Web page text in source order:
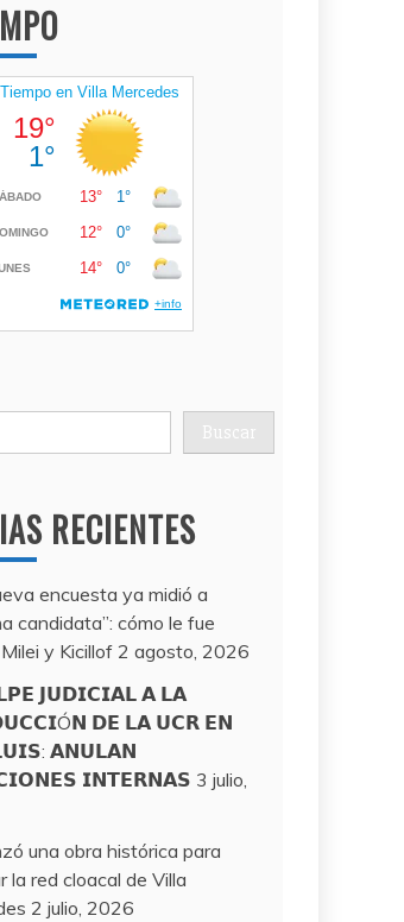
Buscar
RECIENTES
encuesta ya midió a
candidata”: cómo le fue
y Kicillof 2 agosto, 2026
𝗝𝗨𝗗𝗜𝗖𝗜𝗔𝗟 𝗔 𝗟𝗔
𝗗𝗘 𝗟𝗔 𝗨𝗖𝗥 𝗘𝗡
𝗔𝗡𝗨𝗟𝗔𝗡
𝗜𝗡𝗧𝗘𝗥𝗡𝗔𝗦 3 julio,
una obra histórica para
la red cloacal de Villa
2 julio, 2026